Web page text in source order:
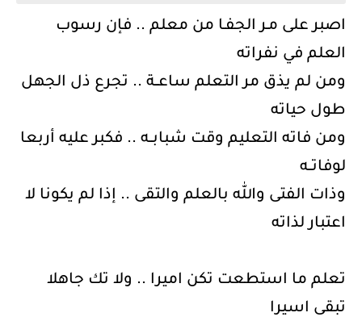
اصبر على مـر الجفـا من معلم .. فإن رسوب
العلم في نفراته
ومن لم يذق مر التعلم ساعــة .. تجرع ذل الجهل
طول حياته
ومن فاته التعليم وقت شبابــه .. فكبر عليه أربعا
لوفاتــه
وذات الفتى والله بالعلم والتقى .. إذا لم يكونا لا
اعتبار لذاته
تعلم ما استطعت تكن اميرا .. ولا تك جاهلا
تبقى اسيرا